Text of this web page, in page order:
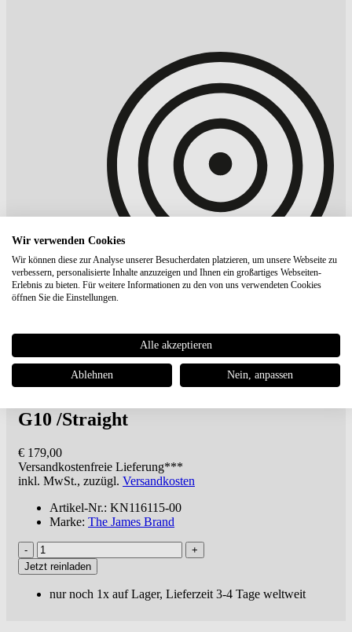
The James Brand
The Carter XL
G10 /Straight
€ 179,00
Versandkostenfreie Lieferung***
inkl. MwSt., zuzügl. Versandkosten
Artikel-Nr.: KN116115-00
Marke: The James Brand
Jetzt reinladen
nur noch 1x auf Lager, Lieferzeit 3-4 Tage weltweit
Wir verwenden Cookies
Wir können diese zur Analyse unserer Besucherdaten platzieren, um unsere Webseite zu
verbessern, personalisierte Inhalte anzuzeigen und Ihnen ein großartiges Webseiten-
Erlebnis zu bieten. Für weitere Informationen zu den von uns verwendeten Cookies
öffnen Sie die Einstellungen.
Alle akzeptieren
Ablehnen Nein, anpassen